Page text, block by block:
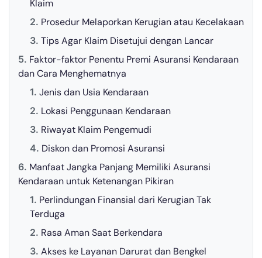
Klaim
Prosedur Melaporkan Kerugian atau Kecelakaan
Tips Agar Klaim Disetujui dengan Lancar
Faktor-faktor Penentu Premi Asuransi Kendaraan
dan Cara Menghematnya
Jenis dan Usia Kendaraan
Lokasi Penggunaan Kendaraan
Riwayat Klaim Pengemudi
Diskon dan Promosi Asuransi
Manfaat Jangka Panjang Memiliki Asuransi
Kendaraan untuk Ketenangan Pikiran
Perlindungan Finansial dari Kerugian Tak
Terduga
Rasa Aman Saat Berkendara
Akses ke Layanan Darurat dan Bengkel